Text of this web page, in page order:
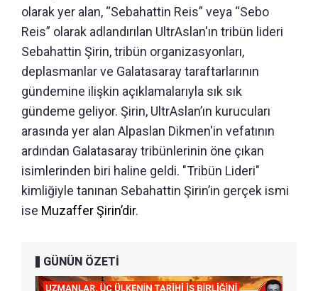
olarak yer alan, “Sebahattin Reis” veya “Sebo
Reis” olarak adlandırılan UltrAslan'ın tribün lideri
Sebahattin Şirin, tribün organizasyonları,
deplasmanlar ve Galatasaray taraftarlarının
gündemine ilişkin açıklamalarıyla sık sık
gündeme geliyor. Şirin, UltrAslan’ın kurucuları
arasında yer alan Alpaslan Dikmen'in vefatının
ardından Galatasaray tribünlerinin öne çıkan
isimlerinden biri haline geldi. "Tribün Lideri"
kimliğiyle tanınan Sebahattin Şirin’in gerçek ismi
ise Muzaffer Şirin’dir.
GÜNÜN ÖZETİ